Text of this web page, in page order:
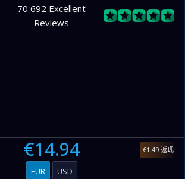
70 692 Excellent
Reviews
€14.94 €1.49 返现
EUR USD